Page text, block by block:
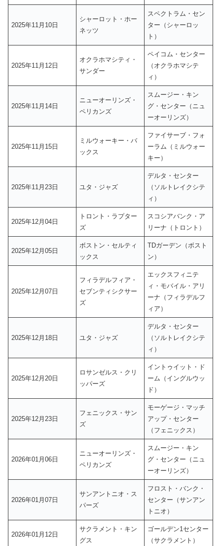
2025年11月10日
シャーロット・ホー
ネッツ
スペクトラム・セン
ター（シャーロッ
ト）
2025年11月12日
オクラホマシティ・
サンダー
ペイコム・センター
（オクラホマシテ
ィ）
2025年11月14日
ニューオーリンズ・
ペリカンズ
スムージー・キン
グ・センター（ニュ
ーオーリンズ）
2025年11月15日
ミルウォーキー・バ
ックス
ファイサーブ・フォ
ーラム（ミルウォー
キー）
2025年11月23日 ユタ・ジャズ
デルタ・センター
（ソルトレイクシテ
ィ）
2025年12月04日
トロント・ラプター
ズ
スコシアバンク・ア
リーナ（トロント）
2025年12月05日
ボストン・セルティ
ックス
TDガーデン（ボスト
ン）
2025年12月07日
フィラデルフィア・
セブンティシクサー
ズ
エックスフィニテ
ィ・モバイル・アリ
ーナ（フィラデルフ
ィア）
2025年12月18日 ユタ・ジャズ
デルタ・センター
（ソルトレイクシテ
ィ）
2025年12月20日
ロサンゼルス・クリ
ッパーズ
イントゥイット・ド
ーム（イングルウッ
ド）
2025年12月23日
フェニックス・サン
ズ
モーゲージ・マッチ
アップ・センター
（フェニックス）
2026年01月06日
ニューオーリンズ・
ペリカンズ
スムージー・キン
グ・センター（ニュ
ーオーリンズ）
2026年01月07日
サンアントニオ・ス
パーズ
フロスト・バンク・
センター（サンアン
トニオ）
2026年01月12日
サクラメント・キン
グス
ゴールデン1センター
（サクラメント）